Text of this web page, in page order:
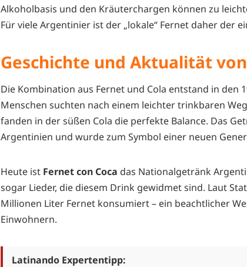
Alkoholbasis und den Kräuterchargen können zu
Für viele Argentinier ist der „lokale“ Fernet daher der
Geschichte und Aktualität
Die Kombination aus Fernet und Cola entstand in den
Menschen suchten nach einem leichter trinkbaren
fanden in der süßen Cola die perfekte Balance. Das
Argentinien und wurde zum Symbol einer neuen
Heute ist Fernet con Coca das Nationalgetränk
sogar Lieder, die diesem Drink gewidmet sind. Laut
Millionen Liter Fernet konsumiert – ein beachtlicher
Einwohnern.
Latinando Expertentipp: